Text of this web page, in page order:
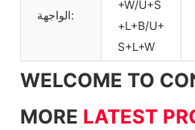
الواجهة:
+W/U+S
+L+B/U+
S+L+W
WELCOME TO
MORE LATEST